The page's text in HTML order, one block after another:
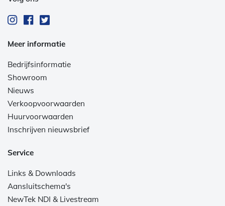
Meer informatie
Bedrijfsinformatie
Showroom
Nieuws
Verkoopvoorwaarden
Huurvoorwaarden
Inschrijven nieuwsbrief
Service
Links & Downloads
Aansluitschema's
NewTek NDI & Livestream